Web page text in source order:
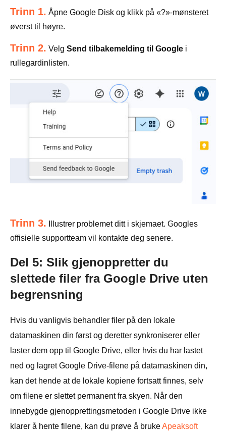
Trinn 1. Åpne Google Disk og klikk på «?»-mønsteret
øverst til høyre.
Trinn 2. Velg Send tilbakemelding til Google i
rullegardinlisten.
Trinn 3. Illustrer problemet ditt i skjemaet. Googles
offisielle supportteam vil kontakte deg senere.
Del 5: Slik gjenoppretter du
slettede filer fra Google Drive uten
begrensning
Hvis du vanligvis behandler filer på den lokale
datamaskinen din først og deretter synkroniserer eller
laster dem opp til Google Drive, eller hvis du har lastet
ned og lagret Google Drive-filene på datamaskinen din,
kan det hende at de lokale kopiene fortsatt finnes, selv
om filene er slettet permanent fra skyen. Når den
innebygde gjenopprettingsmetoden i Google Drive ikke
klarer å hente filene, kan du prøve å brukeApeaksoft